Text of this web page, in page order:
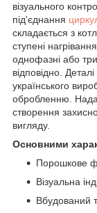
візуального
під'єднання
складається з
ступені
однофазні або
відповідно.
українського
обробленню.
створення
вигляду.
Основними
Порошкове
Візуальна
Вбудований